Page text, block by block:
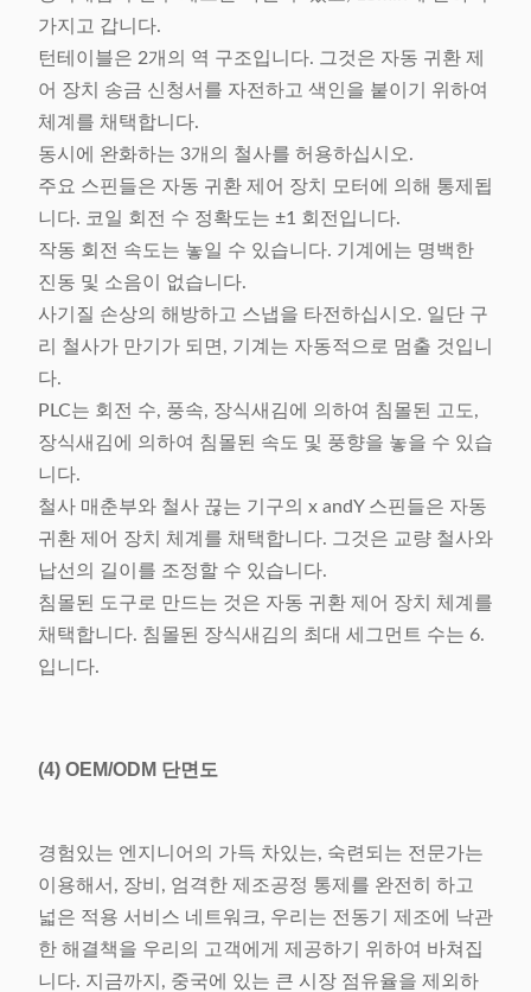
가지고 갑니다.
턴테이블은 2개의 역 구조입니다. 그것은 자동 귀환 제
어 장치 송금 신청서를 자전하고 색인을 붙이기 위하여
체계를 채택합니다.
동시에 완화하는 3개의 철사를 허용하십시오.
주요 스핀들은 자동 귀환 제어 장치 모터에 의해 통제됩
니다. 코일 회전 수 정확도는 ±1 회전입니다.
작동 회전 속도는 놓일 수 있습니다. 기계에는 명백한
진동 및 소음이 없습니다.
사기질 손상의 해방하고 스냅을 타전하십시오. 일단 구
리 철사가 만기가 되면, 기계는 자동적으로 멈출 것입니
다.
PLC는 회전 수, 풍속, 장식새김에 의하여 침몰된 고도,
장식새김에 의하여 침몰된 속도 및 풍향을 놓을 수 있습
니다.
철사 매춘부와 철사 끊는 기구의 x andY 스핀들은 자동
귀환 제어 장치 체계를 채택합니다. 그것은 교량 철사와
납선의 길이를 조정할 수 있습니다.
침몰된 도구로 만드는 것은 자동 귀환 제어 장치 체계를
채택합니다. 침몰된 장식새김의 최대 세그먼트 수는 6.
입니다.
(4) OEM/ODM 단면도
경험있는 엔지니어의 가득 차있는, 숙련되는 전문가는
이용해서, 장비, 엄격한 제조공정 통제를 완전히 하고
넓은 적용 서비스 네트워크, 우리는 전동기 제조에 낙관
한 해결책을 우리의 고객에게 제공하기 위하여 바쳐집
니다. 지금까지, 중국에 있는 큰 시장 점유율을 제외하